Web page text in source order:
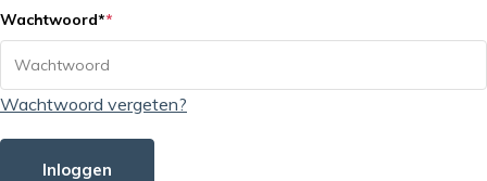
Wachtwoord**
Wachtwoord vergeten?
Inloggen